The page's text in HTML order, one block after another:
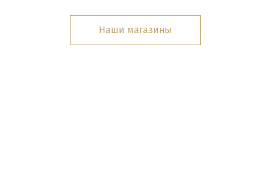
Наши магазины